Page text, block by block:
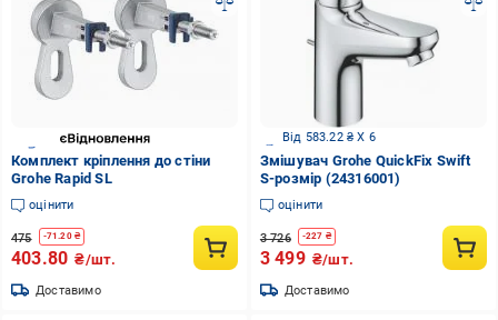
Комплект кріплення до стіни
Grohe Rapid SL
оцінити
475 -71.20₴
403.80 ₴/шт.
Доставимо
Від 583.22 ₴ X 6
Змішувач Grohe QuickFix Swift
S-розмір (24316001)
оцінити
3 726 -227 ₴
3 499 ₴/шт.
Доставимо